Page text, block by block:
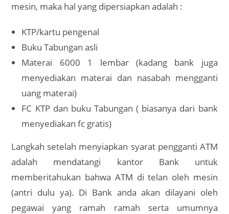
mesin, maka hal yang dipersiapkan adalah :
KTP/kartu pengenal
Buku Tabungan asli
Materai 6000 1 lembar (kadang bank juga
menyediakan materai dan nasabah mengganti
uang materai)
FC KTP dan buku Tabungan ( biasanya dari bank
menyediakan fc gratis)
Langkah setelah menyiapkan syarat pengganti ATM
adalah mendatangi kantor Bank untuk
memberitahukan bahwa ATM di telan oleh mesin
(antri dulu ya). Di Bank anda akan dilayani oleh
pegawai yang ramah ramah serta umumnya